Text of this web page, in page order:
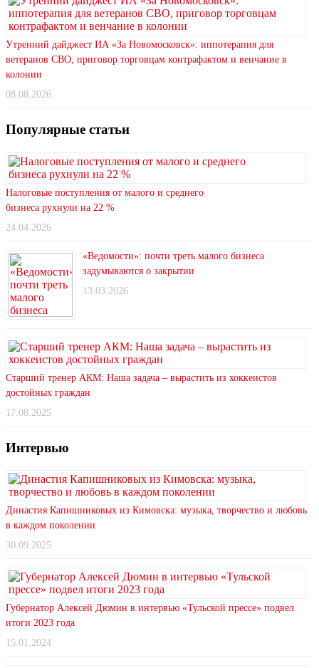
Утренний дайджест ИА «За Новомосковск»: иппотерапия для
ветеранов СВО, приговор торговцам контрафактом и венчание в
колонии
08.08.2026
Популярные статьи
Налоговые поступления от малого и среднего
бизнеса рухнули на 22 %
24.04.2026
«Ведомости»: почти треть малого бизнеса
задумываются о закрытии
13.03.2026
Старший тренер АКМ: Наша задача – вырастить из хоккеистов
достойных граждан
17.08.2025
Интервью
Династия Капишниковых из Кимовска: музыка, творчество и любовь
в каждом поколении
30.09.2025
Губернатор Алексей Дюмин в интервью «Тульской прессе» подвел
итоги 2023 года
15.01.2024